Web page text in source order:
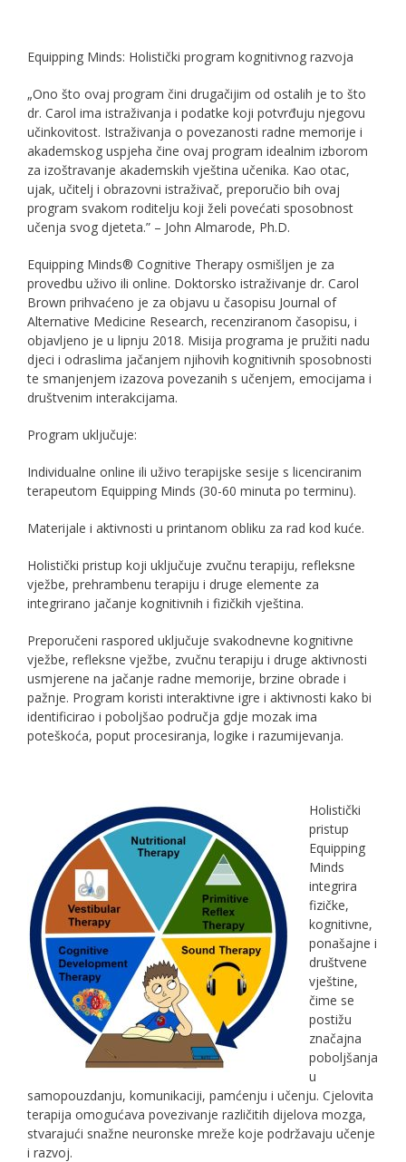
Equipping Minds: Holistički program kognitivnog razvoja
„Ono što ovaj program čini drugačijim od ostalih je to što
dr. Carol ima istraživanja i podatke koji potvrđuju njegovu
učinkovitost. Istraživanja o povezanosti radne memorije i
akademskog uspjeha čine ovaj program idealnim izborom
za izoštravanje akademskih vještina učenika. Kao otac,
ujak, učitelj i obrazovni istraživač, preporučio bih ovaj
program svakom roditelju koji želi povećati sposobnost
učenja svog djeteta.” – John Almarode, Ph.D.
Equipping Minds® Cognitive Therapy osmišljen je za
provedbu uživo ili online. Doktorsko istraživanje dr. Carol
Brown prihvaćeno je za objavu u časopisu Journal of
Alternative Medicine Research, recenziranom časopisu, i
objavljeno je u lipnju 2018. Misija programa je pružiti nadu
djeci i odraslima jačanjem njihovih kognitivnih sposobnosti
te smanjenjem izazova povezanih s učenjem, emocijama i
društvenim interakcijama.
Program uključuje:
Individualne online ili uživo terapijske sesije s licenciranim
terapeutom Equipping Minds (30-60 minuta po terminu).
Materijale i aktivnosti u printanom obliku za rad kod kuće.
Holistički pristup koji uključuje zvučnu terapiju, refleksne
vježbe, prehrambenu terapiju i druge elemente za
integrirano jačanje kognitivnih i fizičkih vještina.
Preporučeni raspored uključuje svakodnevne kognitivne
vježbe, refleksne vježbe, zvučnu terapiju i druge aktivnosti
usmjerene na jačanje radne memorije, brzine obrade i
pažnje. Program koristi interaktivne igre i aktivnosti kako bi
identificirao i poboljšao područja gdje mozak ima
poteškoća, poput procesiranja, logike i razumijevanja.
Holistički
pristup
Equipping
Minds
integrira
fizičke,
kognitivne,
ponašajne i
društvene
vještine,
čime se
postižu
značajna
poboljšanja
u
samopouzdanju, komunikaciji, pamćenju i učenju. Cjelovita
terapija omogućava povezivanje različitih dijelova mozga,
stvarajući snažne neuronske mreže koje podržavaju učenje
i razvoj.